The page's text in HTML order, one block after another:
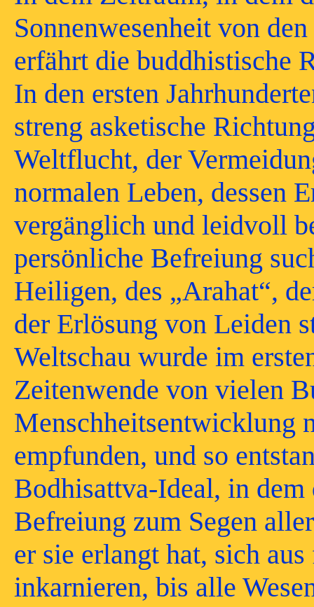
Sonnenwesenheit von
erfährt die buddhistische
In den ersten
streng asketische
Weltflucht, der
normalen Leben, dessen
vergänglich und leidvoll
persönliche Befreiung
Heiligen, des „Arahat“,
der Erlösung von Leiden
Weltschau wurde im
Zeitenwende von vielen
Menschheitsentwicklung
empfunden, und so
Bodhisattva-Ideal, in
Befreiung zum Segen
er sie erlangt hat, sich
inkarnieren, bis alle